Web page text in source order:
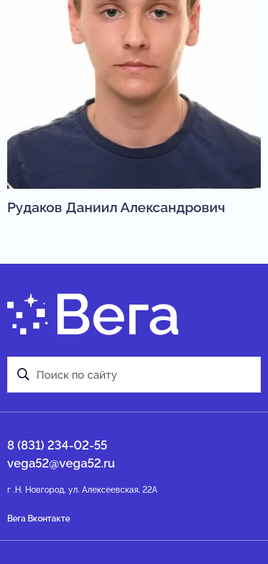
Рудаков Даниил Александрович
8 (831) 234-02-55
vega52@vega52.ru
г .Н. Новгород, ул. Алексеевская, 22А
Вега Вконтакте